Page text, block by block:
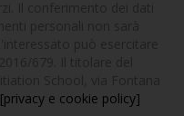
[privacy e cookie policy]